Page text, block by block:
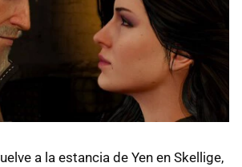
a la estancia de Yen en Skellige,